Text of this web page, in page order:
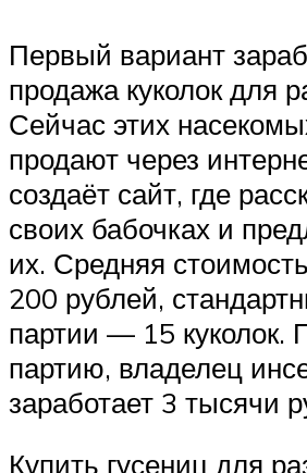
Первый вариант
продажа куколок для
Сейчас этих
продают через
создаёт сайт, где
своих бабочках и
их. Средняя
200 рублей,
партии — 15 куколок.
партию, владелец
заработает 3 тысячи
Купить гусениц для